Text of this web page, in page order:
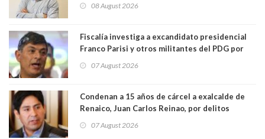
08 August 2026
Fiscalía investiga a excandidato presidencial
Franco Parisi y otros militantes del PDG por
07 August 2026
Condenan a 15 años de cárcel a exalcalde de
Renaico, Juan Carlos Reinao, por delitos
07 August 2026